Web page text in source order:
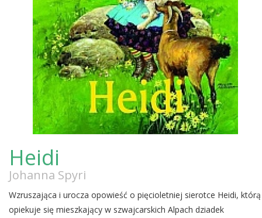
Heidi
Johanna Spyri
Wzruszająca i urocza opowieść o pięcioletniej sierotce Heidi, którą
opiekuje się mieszkający w szwajcarskich Alpach dziadek